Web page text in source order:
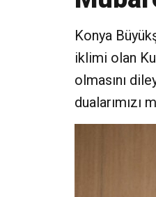
Konya
iklimi olan
olmasını
dualarımızı